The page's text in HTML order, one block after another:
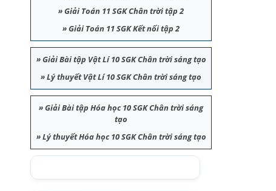
»Giải Toán 11 SGK Chân trời tập 2
»Giải Toán 11 SGK Kết nối tập 2
»Giải Bài tập Vật Lí 10 SGK Chân trời sáng tạo
»Lý thuyết Vật Lí 10 SGK Chân trời sáng tạo
»Giải Bài tập Hóa học 10 SGK Chân trời sáng
tạo
»Lý thuyết Hóa học 10 SGK Chân trời sáng tạo